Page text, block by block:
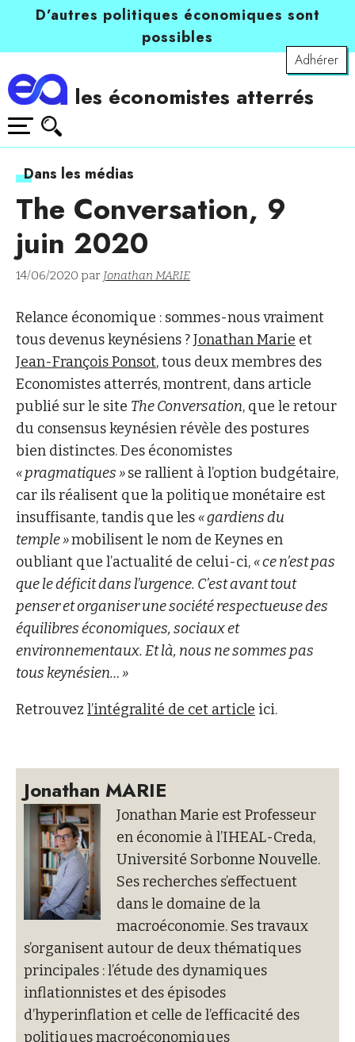
D’autres politiques économiques sont
possibles
Adhérer
les économistes atterrés
Dans les médias
The Conversation, 9
juin 2020
14/06/2020 par Jonathan MARIE
Relance économique : sommes-nous vraiment
tous devenus keynésiens ?Jonathan Marie et
Jean-François Ponsot, tous deux membres des
Economistes atterrés, montrent, dans article
publié sur le site The Conversation, que le retour
du consensus keynésien révèle des postures
bien distinctes. Des économistes
« pragmatiques »se rallient à l’option budgétaire,
car ils réalisent que la politique monétaire est
insuffisante, tandis que les « gardiens du
temple »mobilisent le nom de Keynes en
oubliant que l’actualité de celui-ci, « ce n’est pas
que le déficit dans l’urgence. C’est avant tout
penser et organiser une société respectueuse des
équilibres économiques, sociaux et
environnementaux. Et là, nous ne sommes pas
tous keynésien… »
Retrouvez l’intégralité de cet article ici.
Jonathan MARIE
Jonathan Marie est Professeur
en économie à l’IHEAL-Creda,
Université Sorbonne Nouvelle.
Ses recherches s’effectuent
dans le domaine de la
macroéconomie. Ses travaux
s’organisent autour de deux thématiques
principales : l’étude des dynamiques
inflationnistes et des épisodes
d’hyperinflation et celle de l’efficacité des
politiques macroéconomiques